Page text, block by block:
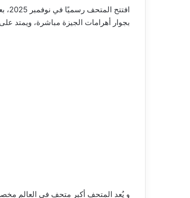
بجوار أهرامات الجيزة مباشرة، ويمتد على مساحة هائلة تصل إلى 5.4 مليون قدم مربع، ويضم نحو 100 ألف
و يُعد المتحف أكبر متحف في العالم